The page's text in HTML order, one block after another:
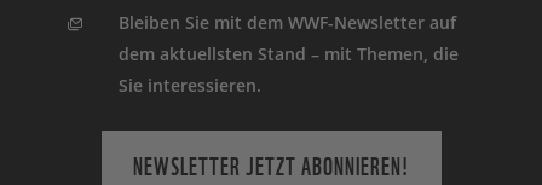
Bleiben Sie mit dem WWF-Newsletter auf
dem aktuellsten Stand – mit Themen, die
Sie interessieren.
NEWSLETTER JETZT ABONNIEREN!